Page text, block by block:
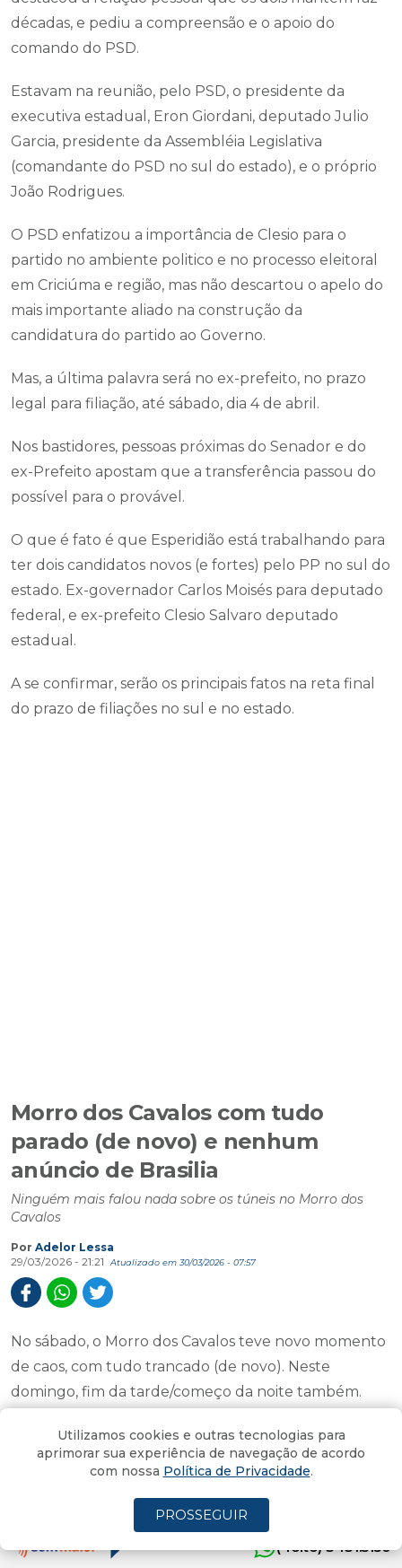
décadas, e pediu a compreensão e o apoio do
comando do PSD.
Estavam na reunião, pelo PSD, o presidente da
executiva estadual, Eron Giordani, deputado Julio
Garcia, presidente da Assembléia Legislativa
(comandante do PSD no sul do estado), e o próprio
João Rodrigues.
O PSD enfatizou a importância de Clesio para o
partido no ambiente politico e no processo eleitoral
em Criciúma e região, mas não descartou o apelo do
mais importante aliado na construção da
candidatura do partido ao Governo.
Mas, a última palavra será no ex-prefeito, no prazo
legal para filiação, até sábado, dia 4 de abril.
Nos bastidores, pessoas próximas do Senador e do
ex-Prefeito apostam que a transferência passou do
possível para o provável.
O que é fato é que Esperidião está trabalhando para
ter dois candidatos novos (e fortes) pelo PP no sul do
estado. Ex-governador Carlos Moisés para deputado
federal, e ex-prefeito Clesio Salvaro deputado
estadual.
A se confirmar, serão os principais fatos na reta final
do prazo de filiações no sul e no estado.
Morro dos Cavalos com tudo
parado (de novo) e nenhum
anúncio de Brasilia
Ninguém mais falou nada sobre os túneis no Morro dos
Cavalos
Por Adelor Lessa
29/03/2026 - 21:21
Atualizado em 30/03/2026 - 07:57
No sábado, o Morro dos Cavalos teve novo momento
de caos, com tudo trancado (de novo). Neste
domingo, fim da tarde/começo da noite também.
Enquanto isso, nenhuma informação sobre os túneis.
Ninguém do Governo Federal falou mais a respeito.
de março chegando, 4 de abril fecha o prazo para
afastamento de cargos públicos de quem vai
disputar a eleição.
(4oito) 3431.5150
Utilizamos cookies e outras tecnologias para
aprimorar sua experiência de navegação de acordo
com nossa Política de Privacidade.
PROSSEGUIR